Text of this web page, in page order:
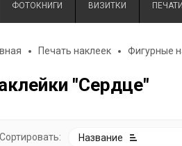
ФОТОКНИГИ ВИЗИТКИ
Печать наклеек Фигурные
"Сердце"
Сортировать: Название